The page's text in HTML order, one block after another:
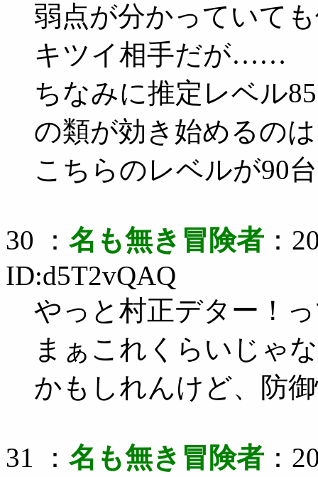
弱点が分かっていて
キツイ相手だが……
ちなみに推定レベル
の類が効き始めるのは
こちらのレベルが90
30 ： 名も無き冒険者 ：
ID:d5T2vQAQ
やっと村正デター！
まぁこれくらいじゃ
かもしれんけど、防
31 ： 名も無き冒険者 ：